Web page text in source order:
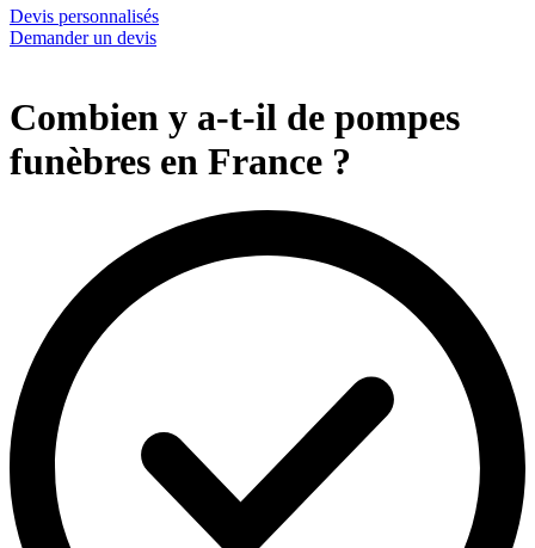
Devis personnalisés
Demander un devis
Combien y a-t-il de pompes
funèbres en France ?